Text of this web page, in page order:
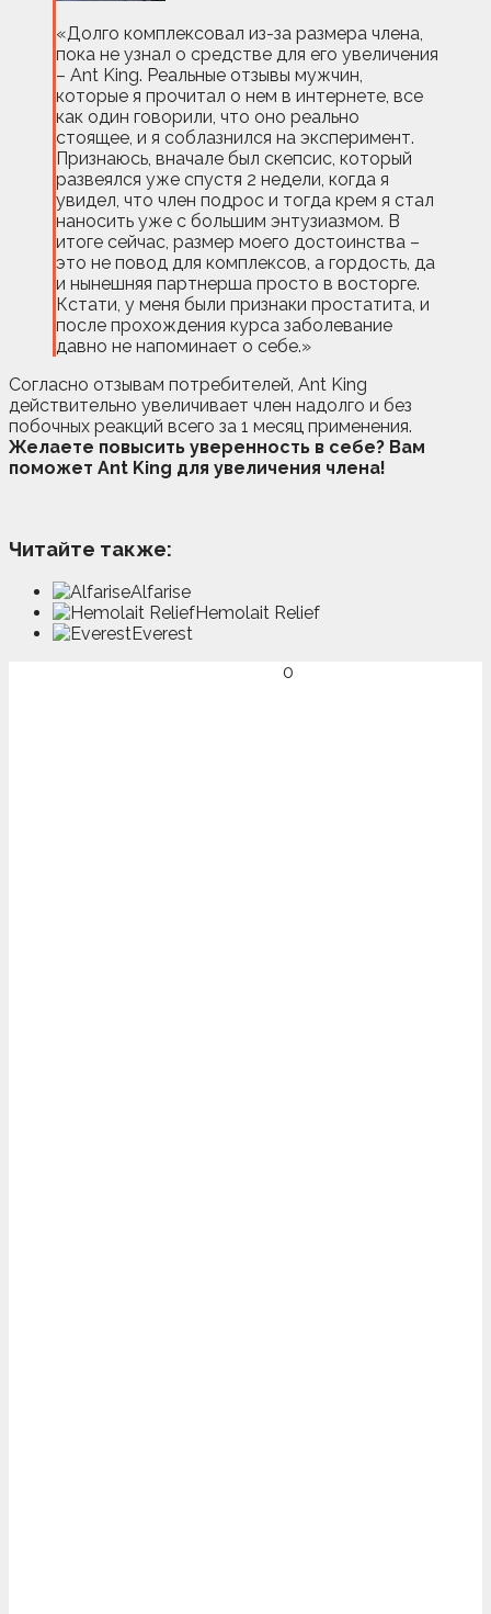
«Долго комплексовал из-за размера члена,
пока не узнал о средстве для его увеличения
– Ant King. Реальные отзывы мужчин,
которые я прочитал о нем в интернете, все
как один говорили, что оно реально
стоящее, и я соблазнился на эксперимент.
Признаюсь, вначале был скепсис, который
развеялся уже спустя 2 недели, когда я
увидел, что член подрос и тогда крем я стал
наносить уже с большим энтузиазмом. В
итоге сейчас, размер моего достоинства –
это не повод для комплексов, а гордость, да
и нынешняя партнерша просто в восторге.
Кстати, у меня были признаки простатита, и
после прохождения курса заболевание
давно не напоминает о себе.»
Согласно отзывам потребителей, Ant King
действительно увеличивает член надолго и без
побочных реакций всего за 1 месяц применения.
Желаете повысить уверенность в себе? Вам
поможет Ant King для увеличения члена!
Читайте также:
Alfarise
Hemolait Relief
Everest
0